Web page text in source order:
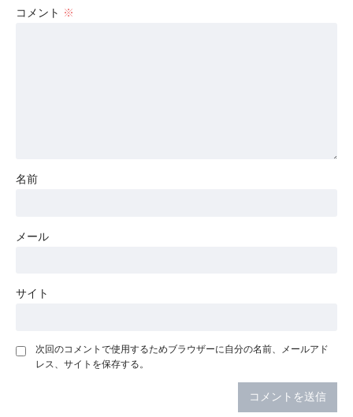
コメント ※
名前
メール
サイト
次回のコメントで使用するためブラウザーに自分の名前、メールアド
レス、サイトを保存する。